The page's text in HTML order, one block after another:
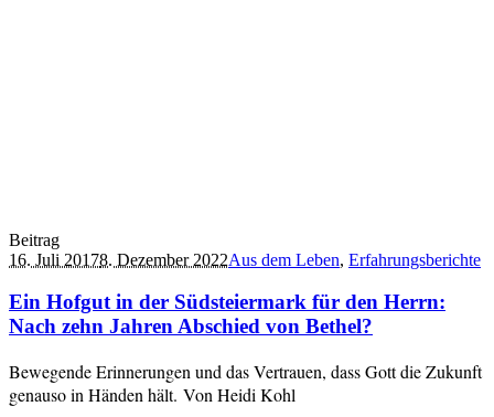
Beitrag
16. Juli 20178. Dezember 2022Aus dem Leben, Erfahrungsberichte
Ein Hofgut in der Südsteiermark für den Herrn:
Nach zehn Jahren Abschied von Bethel?
Bewegende Erinnerungen und das Vertrauen, dass Gott die Zukunft
genauso in Händen hält. Von Heidi Kohl